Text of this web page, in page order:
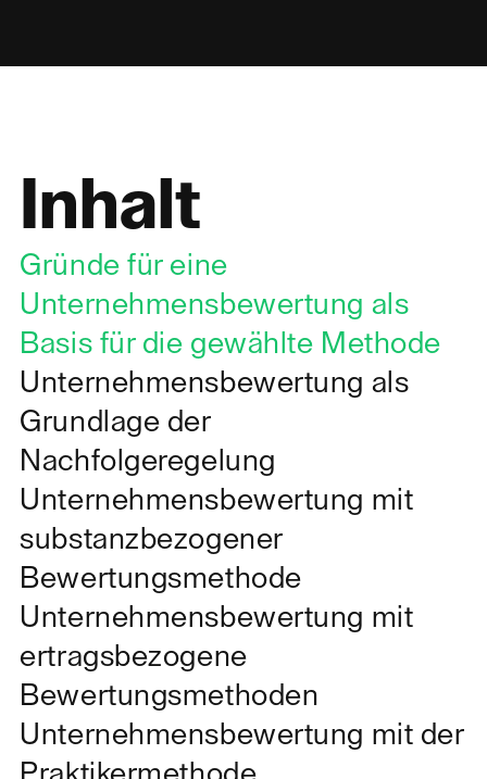
Inhalt
Gründe für eine
Unternehmensbewertung als
Basis für die gewählte Methode
Unternehmensbewertung als
Grundlage der
Nachfolgeregelung
Unternehmensbewertung mit
substanzbezogener
Bewertungsmethode
Unternehmensbewertung mit
ertragsbezogene
Bewertungsmethoden
Unternehmensbewertung mit der